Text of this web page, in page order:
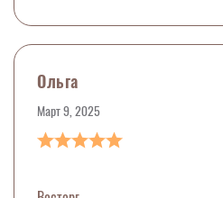
Ольга
Март 9, 2025